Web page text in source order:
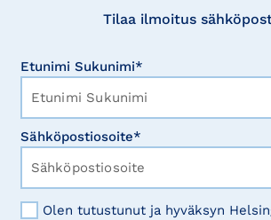
Tilaa ilmoitus
Etunimi Sukunimi*
Sähköpostiosoite*
Olen tutustunut ja hyväksyn